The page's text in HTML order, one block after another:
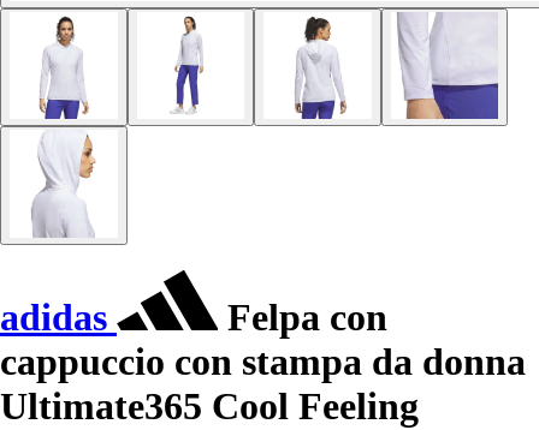
adidas
Felpa con
cappuccio con stampa da donna
Ultimate365 Cool Feeling